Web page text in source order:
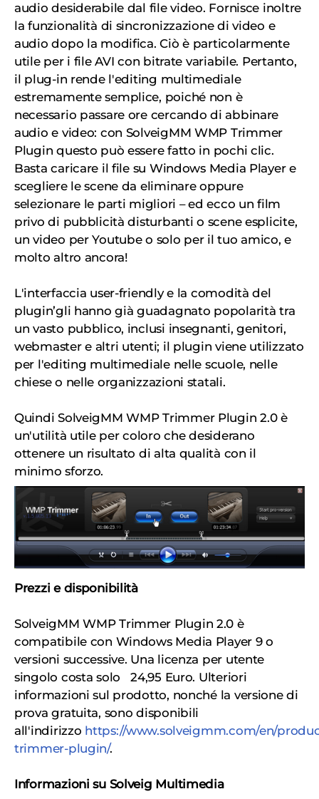
audio desiderabile dal file video. Fornisce inoltre
la funzionalità di sincronizzazione di video e
audio dopo la modifica. Ciò è particolarmente
utile per i file AVI con bitrate variabile. Pertanto,
il plug-in rende l'editing multimediale
estremamente semplice, poiché non è
necessario passare ore cercando di abbinare
audio e video: con SolveigMM WMP Trimmer
Plugin questo può essere fatto in pochi clic.
Basta caricare il file su Windows Media Player e
scegliere le scene da eliminare oppure
selezionare le parti migliori – ed ecco un film
privo di pubblicità disturbanti o scene esplicite,
un video per Youtube o solo per il tuo amico, e
molto altro ancora!
L'interfaccia user-friendly e la comodità del
plugin’gli hanno già guadagnato popolarità tra
un vasto pubblico, inclusi insegnanti, genitori,
webmaster e altri utenti; il plugin viene utilizzato
per l'editing multimediale nelle scuole, nelle
chiese o nelle organizzazioni statali.
Quindi SolveigMM WMP Trimmer Plugin 2.0 è
un'utilità utile per coloro che desiderano
ottenere un risultato di alta qualità con il
minimo sforzo.
Prezzi e disponibilità
SolveigMM WMP Trimmer Plugin 2.0 è
compatibile con Windows Media Player 9 o
versioni successive. Una licenza per utente
singolo costa solo 24,95 Euro. Ulteriori
informazioni sul prodotto, nonché la versione di
prova gratuita, sono disponibili
all'indirizzo https://www.solveigmm.com/en/
trimmer-plugin/.
Informazioni su Solveig Multimedia